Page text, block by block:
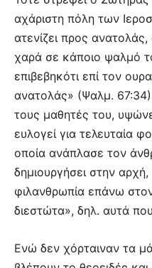
αχάριστη πόλη των
ατενίζει προς
χαρά σε κάποιο ψαλμό
επιβεβηκότι επί τον
ανατολάς» (Ψαλμ.
τους μαθητές του,
ευλογεί για τελευταία
οποία ανάπλασε τον
δημιουργήσει στην
φιλανθρωπία επάνω
διεστώτα», δηλ. αυτά
Ενώ δεν χόρταιναν τα